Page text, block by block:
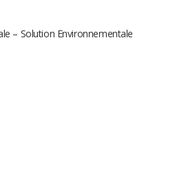
– Solution Environnementale